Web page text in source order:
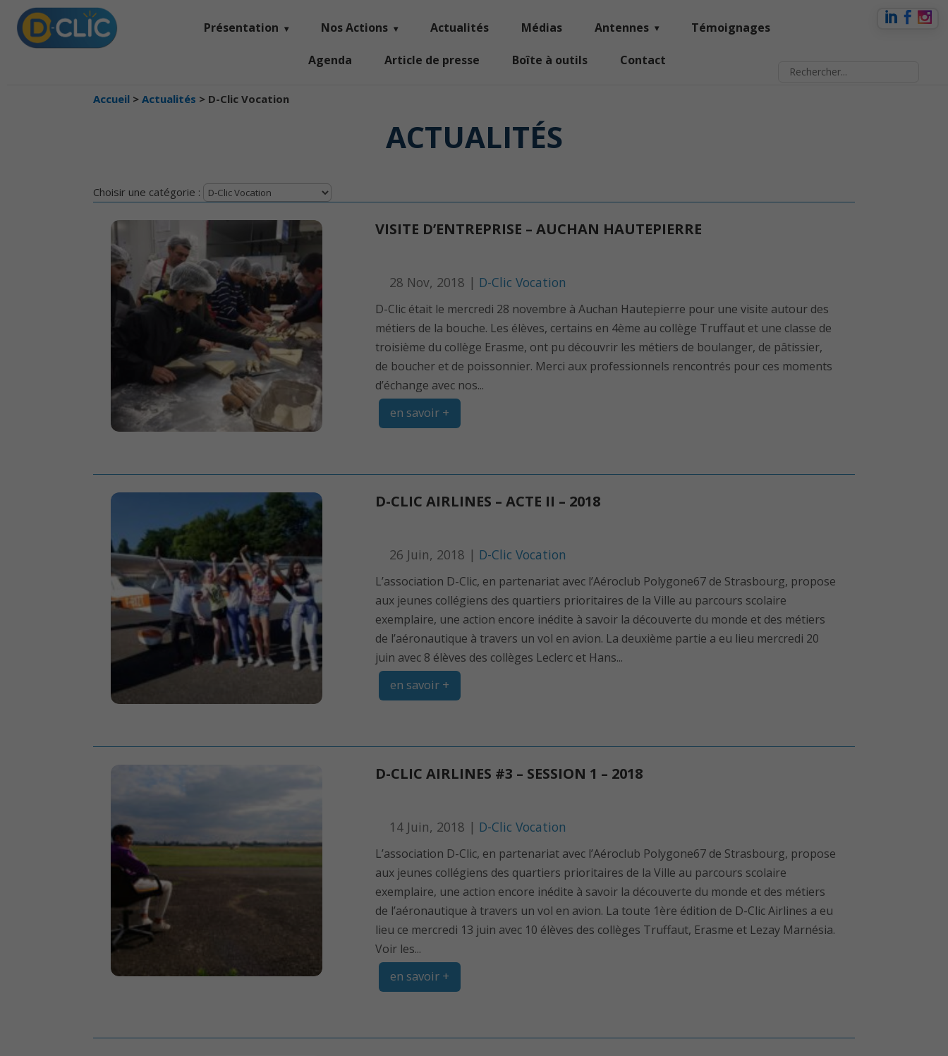
Présentation Nos Actions Actualités Médias Antennes Témoignages
Agenda Article de presse Boîte à outils Contact
Accueil > Actualités > D-Clic Vocation
ACTUALITÉS
Choisir une catégorie :
VISITE D’ENTREPRISE – AUCHAN HAUTEPIERRE
28 Nov, 2018 | D-Clic Vocation
D-Clic était le mercredi 28 novembre à Auchan Hautepierre pour une visite autour des
métiers de la bouche. Les élèves, certains en 4ème au collège Truffaut et une classe de
troisième du collège Erasme, ont pu découvrir les métiers de boulanger, de pâtissier,
de boucher et de poissonnier. Merci aux professionnels rencontrés pour ces moments
d’échange avec nos...
en savoir +
D-CLIC AIRLINES – ACTE II – 2018
26 Juin, 2018 | D-Clic Vocation
L’association D-Clic, en partenariat avec l’Aéroclub Polygone67 de Strasbourg, propose
aux jeunes collégiens des quartiers prioritaires de la Ville au parcours scolaire
exemplaire, une action encore inédite à savoir la découverte du monde et des métiers
de l’aéronautique à travers un vol en avion. La deuxième partie a eu lieu mercredi 20
juin avec 8 élèves des collèges Leclerc et Hans...
en savoir +
D-CLIC AIRLINES #3 – SESSION 1 – 2018
14 Juin, 2018 | D-Clic Vocation
L’association D-Clic, en partenariat avec l’Aéroclub Polygone67 de Strasbourg, propose
aux jeunes collégiens des quartiers prioritaires de la Ville au parcours scolaire
exemplaire, une action encore inédite à savoir la découverte du monde et des métiers
de l’aéronautique à travers un vol en avion. La toute 1ère édition de D-Clic Airlines a eu
lieu ce mercredi 13 juin avec 10 élèves des collèges Truffaut, Erasme et Lezay Marnésia.
Voir les...
en savoir +